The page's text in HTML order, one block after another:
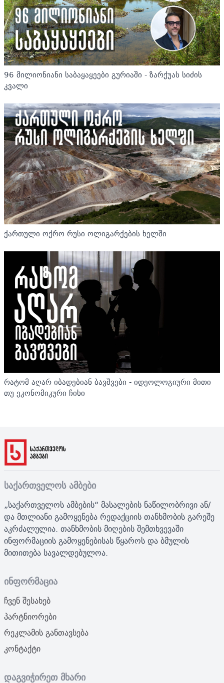
96 მილიონიანი საბაყაყეები გურიაში - ზარქუას სიძის
კვალი
ქართული ოქრო რუსი ოლიგარქების ხელში
რატომ აღარ იბადებიან ბავშვები - იდეოლოგიური მითი
თუ ეკონომიკური ჩიხი
საქართველოს ამბები
„საქართველოს ამბების“ მასალების ნაწილობრივი ან/
და მთლიანი გამოყენება რედაქციის თანხმობის გარეშე
აკრძალულია. თანხმობის მიღების შემთხვევაში
ინფორმაციის გამოყენებისას წყაროს და ბმულის
მითითება სავალდებულოა.
ინფორმაცია
ჩვენ შესახებ
პარტნიორები
რეკლამის განთავსება
კონტაქტი
დაგვიჭირეთ მხარი